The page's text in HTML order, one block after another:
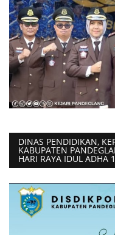
DINAS PENDIDIKAN,
KABUPATEN
HARI RAYA IDUL ADHA